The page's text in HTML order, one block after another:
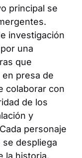
principal se
investigación
una
que
presa de
colaborar con
de los
y
personaje
despliega
la historia.